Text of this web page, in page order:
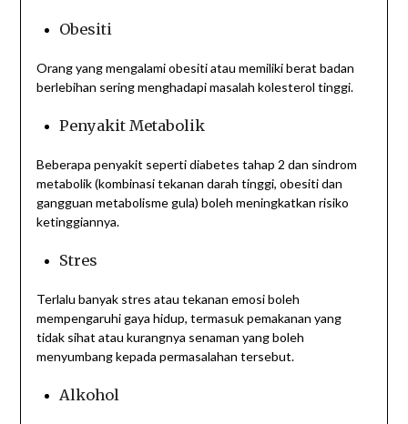
Obesiti
Orang yang mengalami obesiti atau memiliki berat badan
berlebihan sering menghadapi masalah kolesterol tinggi.
Penyakit Metabolik
Beberapa penyakit seperti diabetes tahap 2 dan sindrom
metabolik (kombinasi tekanan darah tinggi, obesiti dan
gangguan metabolisme gula) boleh meningkatkan risiko
ketinggiannya.
Stres
Terlalu banyak stres atau tekanan emosi boleh
mempengaruhi gaya hidup, termasuk pemakanan yang
tidak sihat atau kurangnya senaman yang boleh
menyumbang kepada permasalahan tersebut.
Alkohol